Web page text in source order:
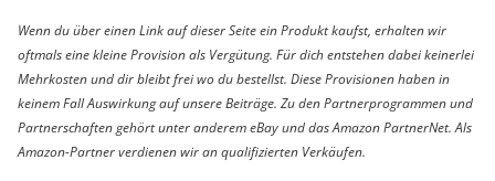
Wenn du über einen Link auf dieser Seite ein Produkt kaufst, erhalten wir
oftmals eine kleine Provision als Vergütung. Für dich entstehen dabei keinerlei
Mehrkosten und dir bleibt frei wo du bestellst. Diese Provisionen haben in
keinem Fall Auswirkung auf unsere Beiträge. Zu den Partnerprogrammen und
Partnerschaften gehört unter anderem eBay und das Amazon PartnerNet. Als
Amazon-Partner verdienen wir an qualifizierten Verkäufen.